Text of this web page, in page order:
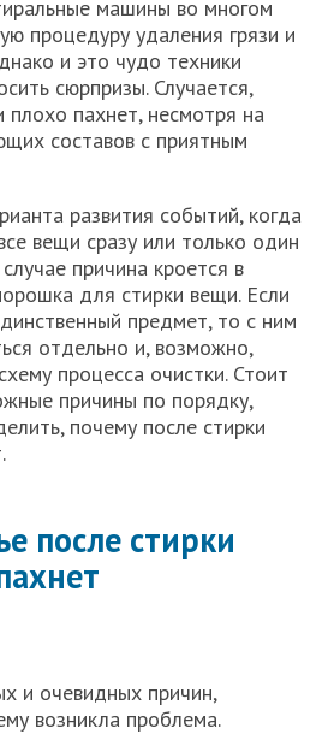
машины во многом
процедуру удаления грязи и
и это чудо техники
сюрпризы. Случается,
плохо пахнет, несмотря на
составов с приятным
развития событий, когда
вещи сразу или только один
причина кроется в
для стирки вещи. Если
предмет, то с ним
отдельно и, возможно,
процесса очистки. Стоит
причины по порядку,
почему после стирки
после стирки
и очевидных причин,
возникла проблема.